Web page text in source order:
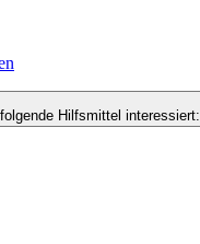
Hilfsmittel interessiert: